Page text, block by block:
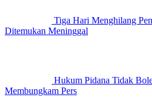
Tiga Hari Menghilang
Ditemukan Meninggal
Hukum Pidana Tidak
Membungkam Pers